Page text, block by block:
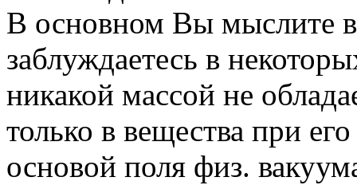
В основном Вы мыслите
заблуждаетесь в
никакой массой не
только в вещества при
основой поля физ.